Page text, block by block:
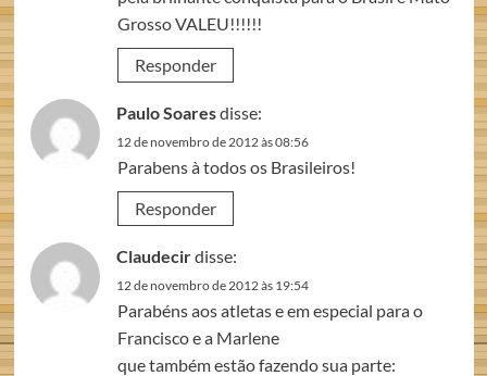
Grosso VALEU!!!!!!
Responder
Paulo Soaresdisse:
12 de novembro de 2012 às 08:56
Parabens à todos os Brasileiros!
Responder
Claudecirdisse:
12 de novembro de 2012 às 19:54
Parabéns aos atletas e em especial para o
Francisco e a Marlene
que também estão fazendo sua parte: